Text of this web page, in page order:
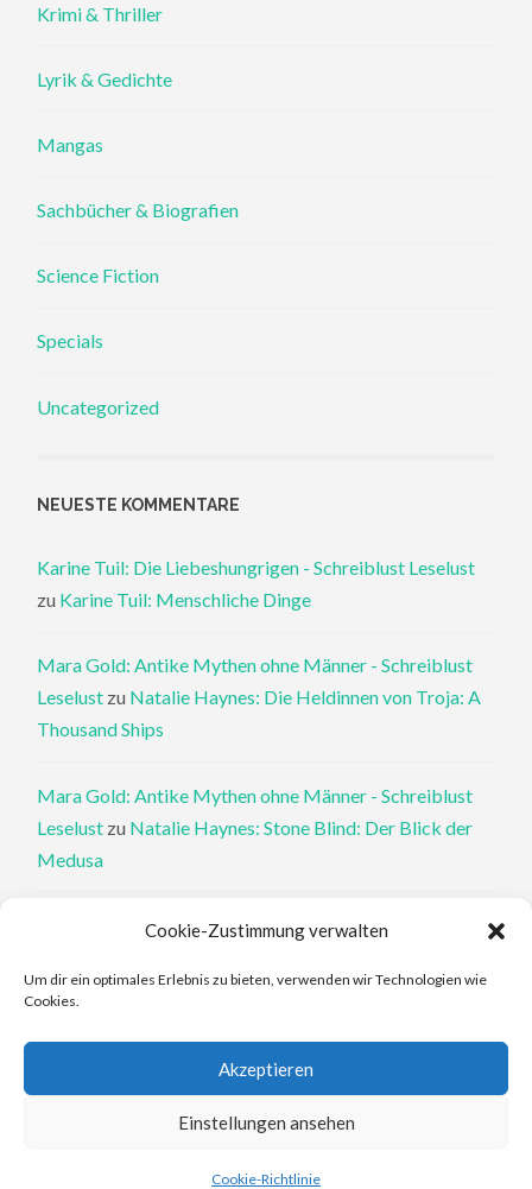
Cookie-Zustimmung verwalten
Um dir ein optimales Erlebnis zu bieten, verwenden wir Technologien wie
Cookies.
Akzeptieren
Einstellungen ansehen
Cookie-Richtlinie
Krimi & Thriller
Lyrik & Gedichte
Mangas
Sachbücher & Biografien
Science Fiction
Specials
Uncategorized
NEUESTE KOMMENTARE
Karine Tuil: Die Liebeshungrigen - Schreiblust Leselust
zu Karine Tuil: Menschliche Dinge
Mara Gold: Antike Mythen ohne Männer - Schreiblust
Leselust zu Natalie Haynes: Die Heldinnen von Troja: A
Thousand Ships
Mara Gold: Antike Mythen ohne Männer - Schreiblust
Leselust zu Natalie Haynes: Stone Blind: Der Blick der
Medusa
Philippa Perry: Die Therapeutin und ihre Mörder: Dr. Pat
Philippa Perry: Das Buch, von dem du dir wünschst, deine
Elena Ferrante: An den Rändern - Schreiblust Leselust
Elena Ferrante: Die Geschichte des verlorenen Kindes